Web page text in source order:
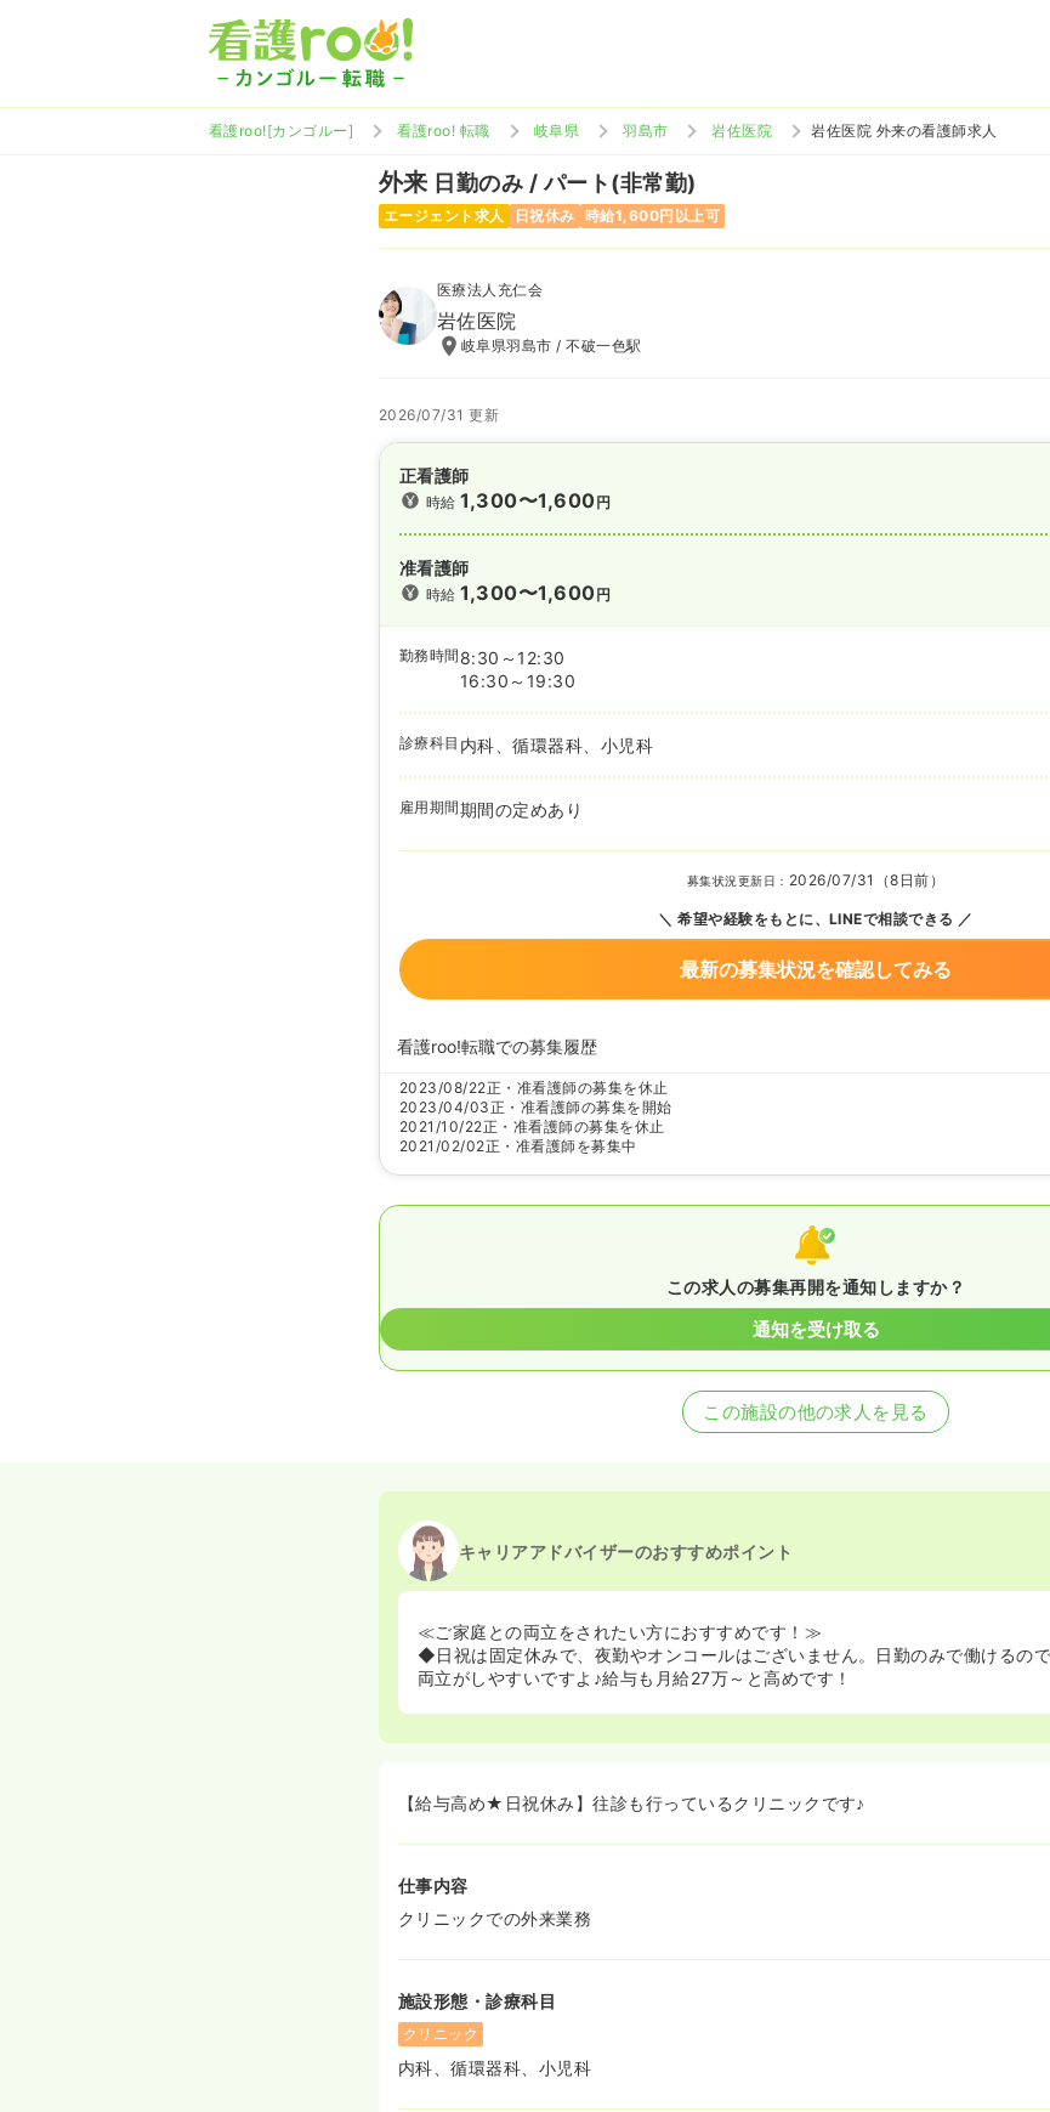
看護roo![カンゴルー] 看護roo! 転職 岐阜県 羽島市 岩佐医院 岩佐医院 外来の看護師求人
外来 日勤のみ / パート(非常勤)
エージェント求人 日祝休み 時給1,600円以上可
医療法人充仁会
岩佐医院
岐阜県羽島市 / 不破一色駅
2026/07/31 更新
正看護師
時給1,300〜1,600円
准看護師
時給1,300〜1,600円
勤務時間 8:30～12:30
16:30～19:30
診療科目 内科、循環器科、小児科
雇用期間期間の定めあり
募集状況更新日： 2026/07/31（8日前）
希望や経験をもとに、LINEで相談できる
最新の募集状況を確認してみる
看護roo!転職での募集履歴
2023/08/22正・准看護師の募集を休止
2023/04/03正・准看護師の募集を開始
2021/10/22正・准看護師の募集を休止
2021/02/02正・准看護師を募集中
この求人の募集再開を通知しますか？
通知を受け取る
この施設の他の求人を見る
キャリアアドバイザーのおすすめポイント
≪ご家庭との両立をされたい方におすすめです！≫
◆日祝は固定休みで、夜勤やオンコールはございません。日勤のみで働けるの
両立がしやすいですよ♪給与も月給27万～と高めです！
【給与高め★日祝休み】往診も行っているクリニックです♪
仕事内容
クリニックでの外来業務
施設形態・診療科目
クリニック
内科、循環器科、小児科